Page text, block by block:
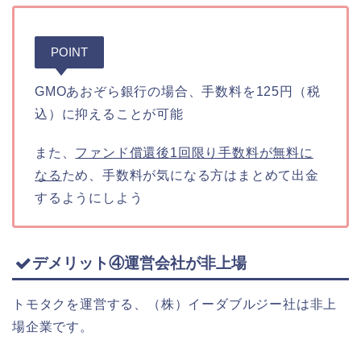
POINT
GMOあおぞら銀行の場合、手数料を125円（税
込）に抑えることが可能
また、 ファンド償還後1回限り手数料が無料に
なる ため、手数料が気になる方はまとめて出金
するようにしよう
デメリット④運営会社が非上場
トモタクを運営する、（株）イーダブルジー社は非上
場企業です。